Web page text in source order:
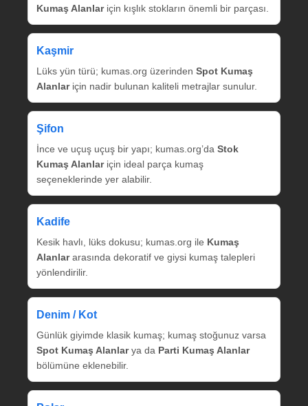
Kumaş Alanlariçin kışlık stokların önemli bir parçası.
Kaşmir
Lüks yün türü; kumas.org üzerinden Spot Kumaş
Alanlariçin nadir bulunan kaliteli metrajlar sunulur.
Şifon
İnce ve uçuş uçuş bir yapı; kumas.org’da Stok
Kumaş Alanlariçin ideal parça kumaş
seçeneklerinde yer alabilir.
Kadife
Kesik havlı, lüks dokusu; kumas.org ile Kumaş
Alanlararasında dekoratif ve giysi kumaş talepleri
yönlendirilir.
Denim / Kot
Günlük giyimde klasik kumaş; kumaş stoğunuz varsa
Spot Kumaş Alanlarya da Parti Kumaş Alanlar
bölümüne eklenebilir.